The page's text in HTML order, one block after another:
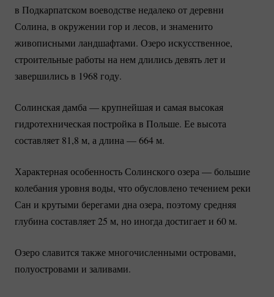
в Подкарпатском воеводстве недалеко от деревни
Солина, в окружении гор и лесов, и знаменито
живописными ландшафтами. Озеро искусственное,
строительные работы на нем длились девять лет и
завершились в 1968 году.
Солинская дамба — крупнейшая и самая высокая
гидротехническая постройка в Польше. Ее высота
составляет 81,8 м, а длина — 664 м.
Характерная особенность Солинского озера — большие
колебания уровня воды, что обусловлено течением реки
Сан и крутыми берегами дна озера, поэтому средняя
глубина составляет 25 м, но иногда достигает и 60 м.
Озеро славится также многочисленными островами,
полуостровами и заливами.